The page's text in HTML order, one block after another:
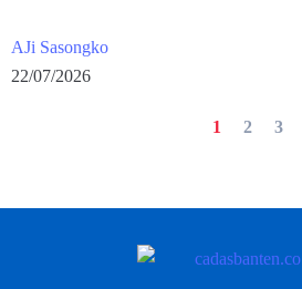
AJi Sasongko
22/07/2026
1 2 3